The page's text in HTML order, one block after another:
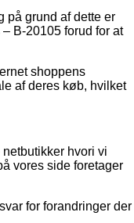
på grund af dette er
B-20105 forud for at
shoppens
af deres køb, hvilket
hvori vi
vores side foretager
for forandringer der